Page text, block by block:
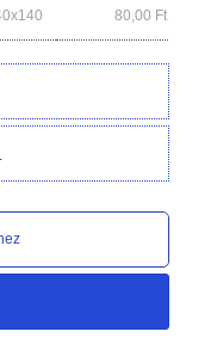
80,00 Ft